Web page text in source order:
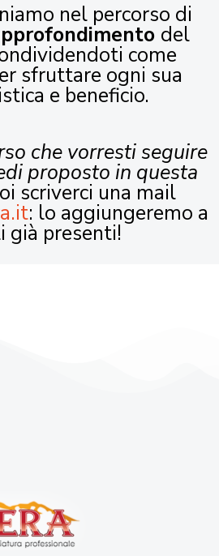
nel percorso di
del
come
sfruttare ogni sua
e beneficio.
che vorresti seguire
proposto in questa
scriverci una mail
: lo aggiungeremo a
già presenti!